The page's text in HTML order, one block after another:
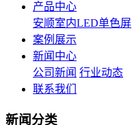
产品中心
安顺室内LED单色屏
案例展示
新闻中心
公司新闻 行业动态
联系我们
新闻分类